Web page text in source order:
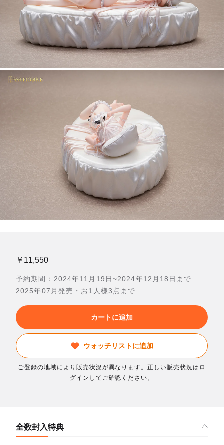
￥11,550
予約期間：2024年11月19日~2024年12月18日まで
2025年07月発売・お1人様3点まで
カートに追加
ウォッチリストに追加
ご登録の地域により販売状況が異なります。正しい販売状況はロ
グインしてご確認ください。
全数封入特典